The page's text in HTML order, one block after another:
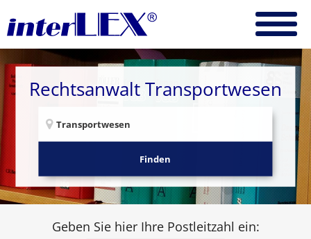
Rechtsanwalt Transportwesen
Finden
Geben Sie hier Ihre Postleitzahl ein: